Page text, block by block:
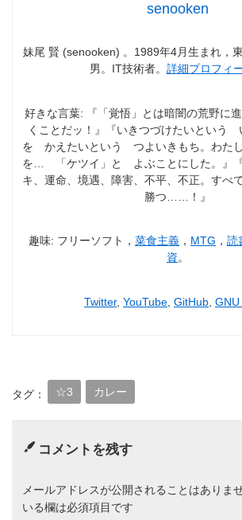
senooken
妹尾 賢 (senooken) 。1989年4月生まれ，
男。IT技術者。 詳細プロフィ
好きな言葉: 『「覚悟」とは暗闇の荒野に
くことだッ！』『いきつづけたいとい
を かえたいという つよいきもち。わ
を… 「ケツイ」と よぶことにした。』
キ、運命、境遇、障害、不平、不正。すべ
勝つ……！』
趣味: フリーソフト， 菜食主義 ， MTG ， 読
資。
Twitter, YouTube GitHub
タグ： ☆3 カレー
コメントを残す
メールアドレスが公開されることはありませ
いる欄は必須項目です